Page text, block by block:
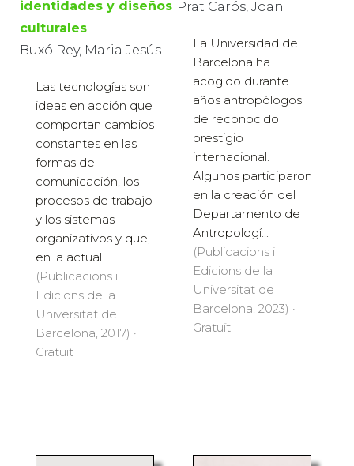
identidades y diseños
culturales
Buxó Rey, Maria Jesús
Las tecnologías son
ideas en acción que
comportan cambios
constantes en las
formas de
comunicación, los
procesos de trabajo
y los sistemas
organizativos y que,
en la actual...
(Publicacions i
Edicions de la
Universitat de
Barcelona, 2017) ·
Gratuït
Prat Carós, Joan
La Universidad de
Barcelona ha
acogido durante
años antropólogos
de reconocido
prestigio
internacional.
Algunos participaron
en la creación del
Departamento de
Antropologí...
(Publicacions i
Edicions de la
Universitat de
Barcelona, 2023) ·
Gratuït